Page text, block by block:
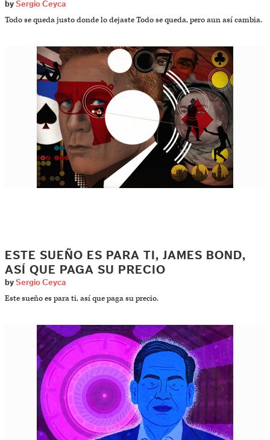
by Sergio Ceyca
Todo se queda justo donde lo dejaste Todo se queda, pero aun así cambia.
ESTE SUEÑO ES PARA TI, JAMES BOND,
ASÍ QUE PAGA SU PRECIO
by Sergio Ceyca
Este sueño es para ti, así que paga su precio.